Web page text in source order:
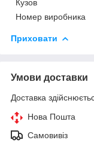
Кузов
Номер виробника
Приховати
Умови доставки
Доставка
Нова Пошта
Самовивіз